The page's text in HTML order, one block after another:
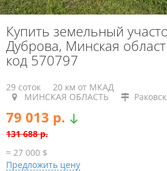
Купить земельный
Дуброва, Минская
код 570797
29 соток
20 км от МКАД
МИНСКАЯ ОБЛАСТЬ
79 013 р.
131 688 р.
≈ 27 000 $
Предложить цену